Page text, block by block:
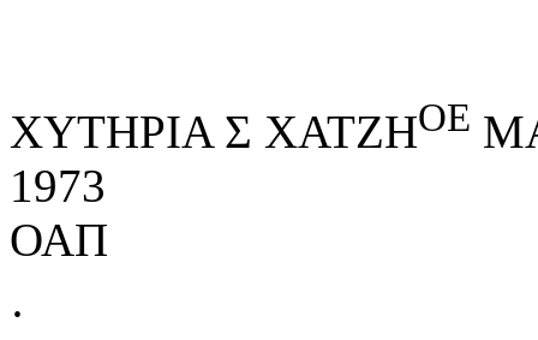
ΧΥΤΗΡΙΑ Σ ΧΑΤΖΗΟΕ
1973
ΟΑΠ
·